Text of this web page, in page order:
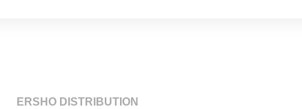
ERSHO DISTRIBUTION